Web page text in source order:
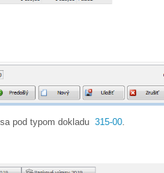
pod typom dokladu 315-00.